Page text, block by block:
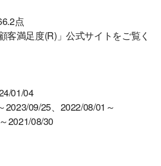
点
客満足度(R)」公式サイトをご覧く
01/04
09/25、2022/08/01～
2021/08/30